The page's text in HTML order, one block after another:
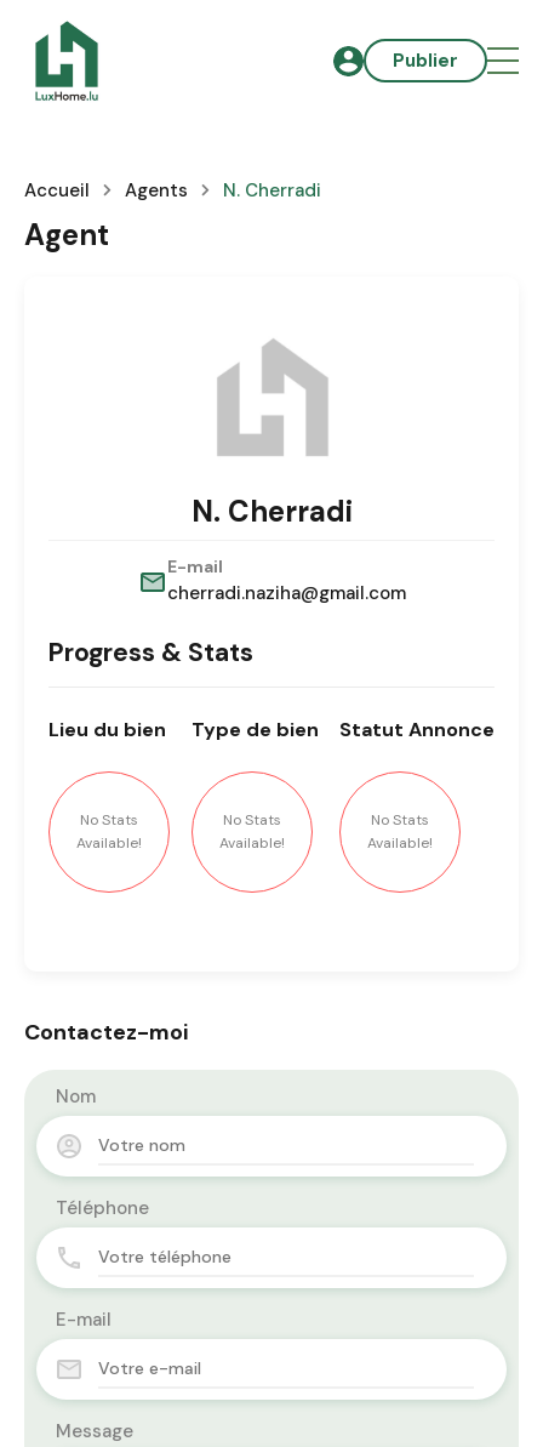
Publier
Accueil Agents N. Cherradi
Agent
N. Cherradi
E-mail
cherradi.naziha@gmail.com
Progress & Stats
Lieu du bien
No Stats
Available!
Type de bien
No Stats
Available!
Statut Annonce
No Stats
Available!
Contactez-moi
Nom
Téléphone
E-mail
Message